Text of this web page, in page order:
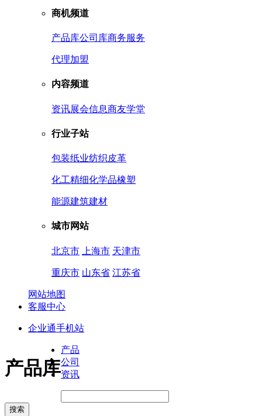
商机频道
产品库公司库商务服务
代理加盟
内容频道
资讯展会信息商友学堂
行业子站
包装纸业纺织皮革
化工精细化学品橡塑
能源建筑建材
城市网站
北京市 上海市 天津市
重庆市 山东省 江苏省
网站地图
客服中心
企业通手机站
产品库
产品
公司
资讯